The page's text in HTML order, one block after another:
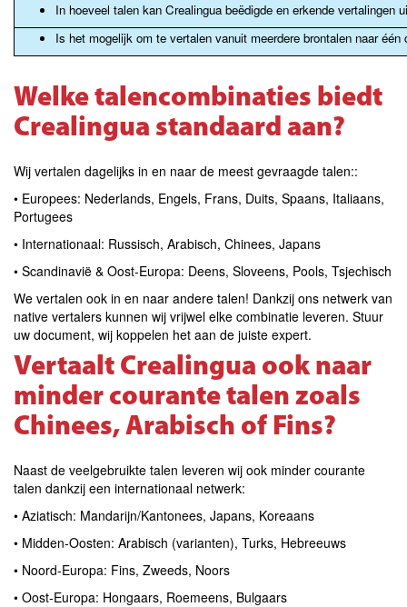
In hoeveel talen kan Crealingua beëdigde en erkende vertalingen
Is het mogelijk om te vertalen vanuit meerdere brontalen naar één
Welke talencombinaties biedt
Crealingua standaard aan?
Wij vertalen dagelijks in en naar de meest gevraagde talen::
• Europees: Nederlands, Engels, Frans, Duits, Spaans, Italiaans,
Portugees
• Internationaal: Russisch, Arabisch, Chinees, Japans
• Scandinavië & Oost‑Europa: Deens, Sloveens, Pools, Tsjechisch
We vertalen ook in en naar andere talen! Dankzij ons netwerk van
native vertalers kunnen wij vrijwel elke combinatie leveren. Stuur
uw document, wij koppelen het aan de juiste expert.
Vertaalt Crealingua ook naar
minder courante talen zoals
Chinees, Arabisch of Fins?
Naast de veelgebruikte talen leveren wij ook minder courante
talen dankzij een internationaal netwerk:
• Aziatisch: Mandarijn/Kantonees, Japans, Koreaans
• Midden‑Oosten: Arabisch (varianten), Turks, Hebreeuws
• Noord‑Europa: Fins, Zweeds, Noors
• Oost‑Europa: Hongaars, Roemeens, Bulgaars